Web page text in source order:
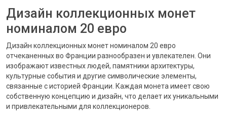
Дизайн коллекционных монет
номиналом 20 евро
Дизайн коллекционных монет номиналом 20 евро
отчеканенных во Франции разнообразен и увлекателен. Они
изображают известных людей, памятники архитектуры,
культурные события и другие символические элементы,
связанные с историей Франции. Каждая монета имеет свою
собственную концепцию и дизайн, что делает их уникальными
и привлекательными для коллекционеров.